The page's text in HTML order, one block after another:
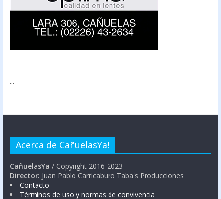
...
Acerca de CañuelasYa!
CañuelasYa / Copyright 2016-2023
Director: Juan Pablo Carricaburo Taba's Producciones
Contacto
Términos de uso y normas de convivencia